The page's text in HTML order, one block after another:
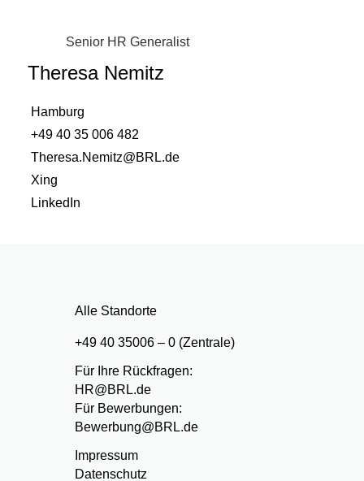
Senior HR Generalist
Theresa Nemitz
Hamburg
+49 40 35 006 482
Theresa.Nemitz@BRL.de
Xing
LinkedIn
Alle Standorte
+49 40 35006 – 0 (Zentrale)
Für Ihre Rückfragen:
HR@BRL.de
Für Bewerbungen:
Bewerbung@BRL.de
Impressum
Datenschutz